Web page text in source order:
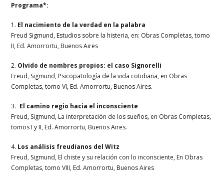
Programa*:
1. El nacimiento de la verdad en la palabra
Freud Sigmund, Estudios sobre la histeria, en: Obras Completas, tomo
II, Ed. Amorrortu, Buenos Aires
2. Olvido de nombres propios: el caso Signorelli
Freud, Sigmund, Psicopatología de la vida cotidiana, en Obras
Completas, tomo VI, Ed. Amorrortu, Buenos Aires.
3. El camino regio hacia el inconsciente
Freud, Sigmund, La interpretación de los sueños, en Obras Completas,
tomos I y II, Ed. Amorrortu, Buenos Aires.
4. Los análisis freudianos del Witz
Freud, Sigmund, El chiste y su relación con lo inconsciente, En Obras
Completas, tomo VIII, Ed. Amorrortu, Buenos Aires